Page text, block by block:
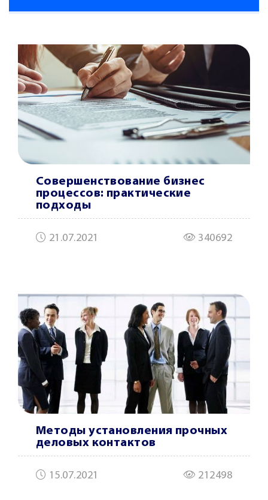
Совершенствование бизнес
процессов: практические
подходы
21.07.2021 340692
Методы установления прочных
деловых контактов
15.07.2021 212498